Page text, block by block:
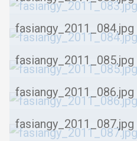
fasiangy_2011_084.jpg
fasiangy_2011_085.jpg
fasiangy_2011_086.jpg
fasiangy_2011_087.jpg